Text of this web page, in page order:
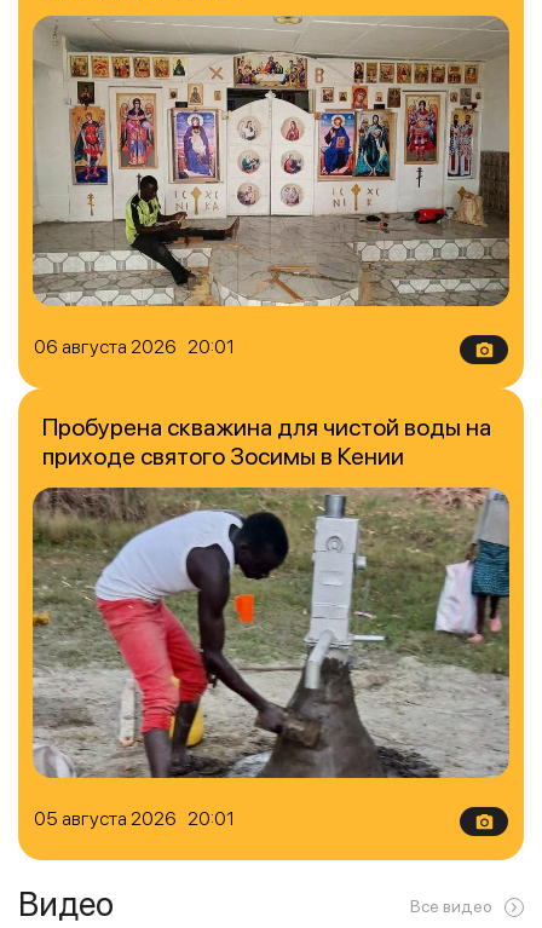
06 августа 2026 20:01
05 августа 2026 20:01
Пробурена скважина для чистой воды на
приходе святого Зосимы в Кении
Видео Все видео